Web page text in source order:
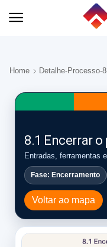
Home Detalhe-Processo-
8.1 Encerrar
Entradas, ferramentas
Fase: Encerramento
Voltar ao mapa